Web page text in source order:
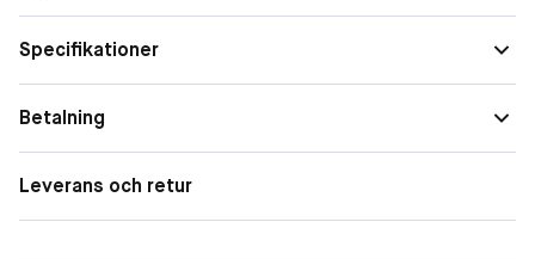
Specifikationer
Betalning
Leverans och retur